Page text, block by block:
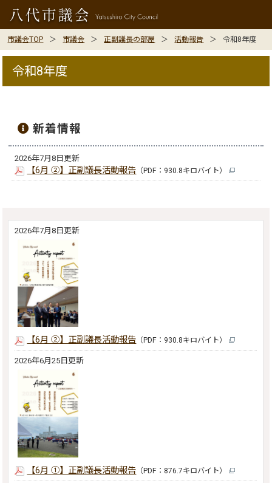
市議会TOP 市議会 正副議長の部屋 活動報告 令和8年度
令和8年度
新着情報
2026年7月8日更新
【6月 ②】正副議長活動報告 （PDF：930.8キロバイト）
2026年7月8日更新
【6月 ②】正副議長活動報告 （PDF：930.8キロバイト）
2026年6月25日更新
【6月 ①】正副議長活動報告 （PDF：876.7キロバイト）